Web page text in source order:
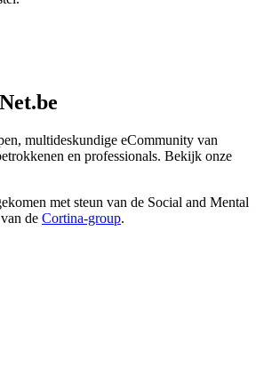
multideskundige eCommunity van
en professionals. Bekijk onze
met steun van de Social and Mental
de Cortina-group.